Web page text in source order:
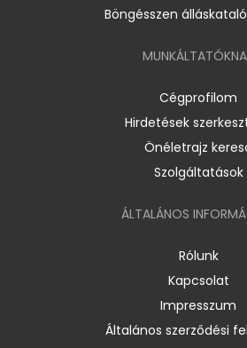
Böngésszen
Cégprofilom
Hirdetések
Önéletrajz
Szolgáltatások
ÁLTALÁNOS
Rólunk
Kapcsolat
Impresszum
Általános szerződési